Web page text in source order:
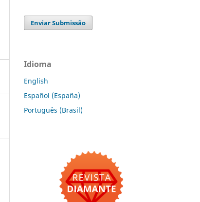
Enviar Submissão
Idioma
English
Español (España)
Português (Brasil)